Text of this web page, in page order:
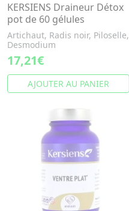
KERSIENS Draineur Détox
pot de 60 gélules
Artichaut, Radis noir, Piloselle,
Desmodium
17,21€
AJOUTER AU PANIER